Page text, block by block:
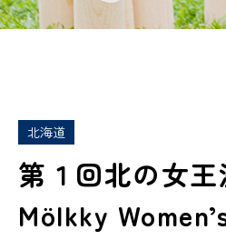
北海道
第１回北の女王
Mölkky